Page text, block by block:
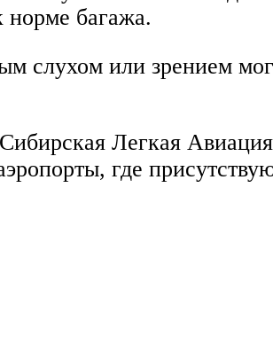
норме багажа.
слухом или зрением
Легкая
где